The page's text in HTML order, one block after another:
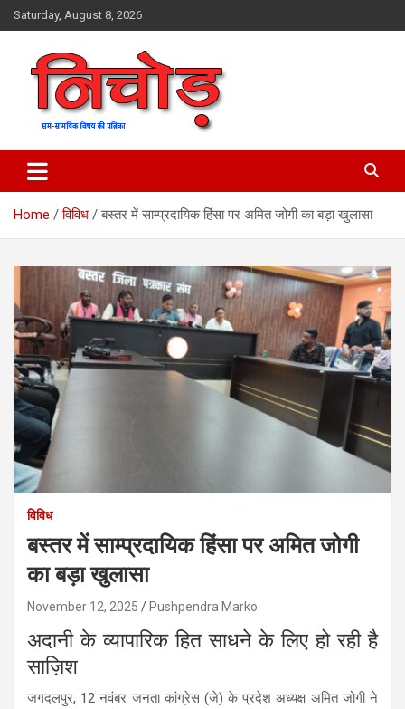
Skip
to
Saturday, August 8, 2026
Nichod
Home विविध बस्तर में साम्प्रदायिक हिंसा पर अमित जोगी का बड़ा खुलासा
विविध
बस्तर में साम्प्रदायिक हिंसा पर अमित जोगी
का बड़ा खुलासा
November 12, 2025 Pushpendra Marko
अदानी के व्यापारिक हित साधने के लिए हो रही है
साज़िश
जगदलपुर, 12 नवंबर जनता कांग्रेस (जे) के प्रदेश अध्यक्ष अमित जोगी ने